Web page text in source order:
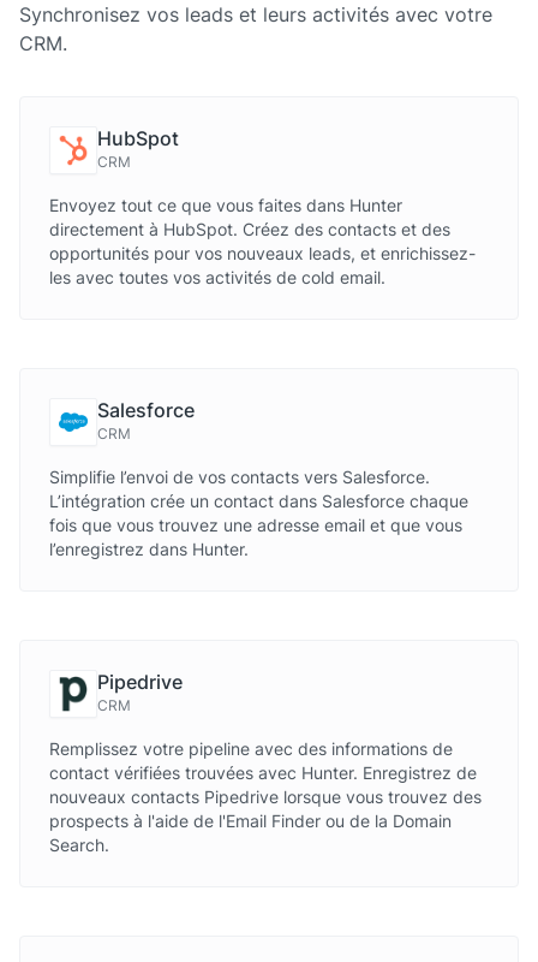
Synchronisez vos leads et leurs activités avec votre
CRM.
HubSpot
CRM
Envoyez tout ce que vous faites dans Hunter
directement à HubSpot. Créez des contacts et des
opportunités pour vos nouveaux leads, et enrichissez-
les avec toutes vos activités de cold email.
Salesforce
CRM
Simplifie l’envoi de vos contacts vers Salesforce.
L’intégration crée un contact dans Salesforce chaque
fois que vous trouvez une adresse email et que vous
l’enregistrez dans Hunter.
Pipedrive
CRM
Remplissez votre pipeline avec des informations de
contact vérifiées trouvées avec Hunter. Enregistrez de
nouveaux contacts Pipedrive lorsque vous trouvez des
prospects à l'aide de l'Email Finder ou de la Domain
Search.